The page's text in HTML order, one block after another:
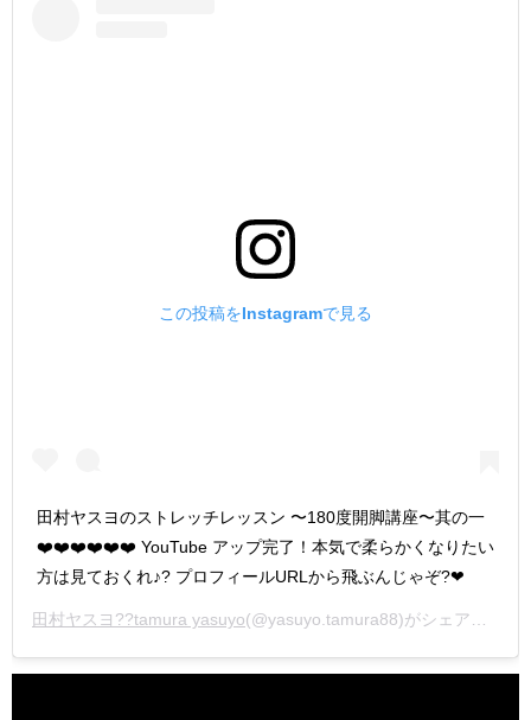
この投稿をInstagramで見る
田村ヤスヨのストレッチレッスン 〜180度開脚講座〜其の一
❤️❤️❤️❤️❤️❤️ YouTube アップ完了！本気で柔らかくなりたい
方は見ておくれ♪? プロフィールURLから飛ぶんじゃぞ?❤︎
田村ヤスヨ??tamura yasuyo(@yasuyo.tamura88)がシェアした投稿 –